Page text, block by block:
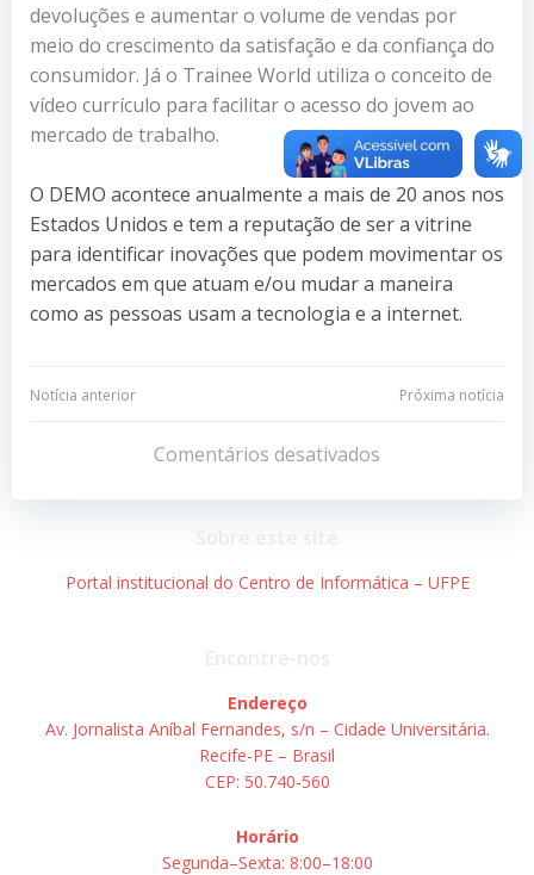
devoluções e aumentar o volume de vendas por
meio do crescimento da satisfação e da confiança do
consumidor. Já o Trainee World utiliza o conceito de
vídeo currículo para facilitar o acesso do jovem ao
mercado de trabalho.
O DEMO acontece anualmente a mais de 20 anos nos
Estados Unidos e tem a reputação de ser a vitrine
para identificar inovações que podem movimentar os
mercados em que atuam e/ou mudar a maneira
como as pessoas usam a tecnologia e a internet.
Navegação
Post
Notícia anterior
Navegação
de
Post
Próxima notícia
Comentários desativados
Portal institucional do Centro de Informática – UFPE
Endereço
Av. Jornalista Aníbal Fernandes, s/n – Cidade Universitária.
Recife-PE – Brasil
CEP: 50.740-560
Horário
Segunda–Sexta: 8:00–18:00